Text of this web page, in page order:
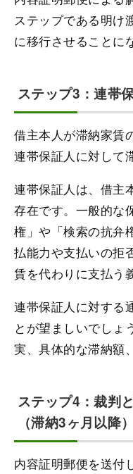
ステップである明け
に移行させることに
ステップ3：連帯
借主本人が滞納家賃
連帯保証人に対して
連帯保証人は、借主
存在です。一般的な
権」や「検索の抗弁
払能力や支払いの拒
賃を代わりに支払う
連帯保証人に対する
とが望ましいでしょ
実、具体的な滞納額
ステップ4：裁判
（滞納3ヶ月以降）
内容証明郵便を送付